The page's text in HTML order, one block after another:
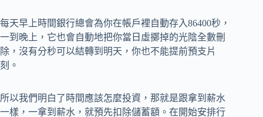
每天早上時間銀行總會為你在帳戶裡自動存入86400秒，
一到晚上，它也會自動地把你當日虛擲掉的光陰全數刪
除，沒有分秒可以結轉到明天，你也不能提前預支片
刻。
所以我們明白了時間應該怎麼投資，那就是跟拿到薪水
一樣，一拿到薪水，就預先扣除儲蓄額。在開始安排行